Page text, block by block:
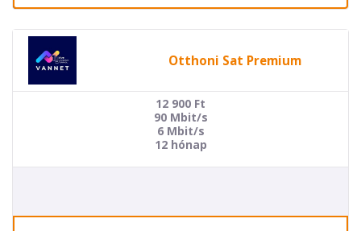
Otthoni Sat Premium
12 900 Ft
90 Mbit/s
6 Mbit/s
12 hónap